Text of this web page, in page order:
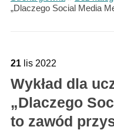
„Dlaczego Social Media
21 lis 2022
Wykład dla
„Dlaczego
to zawód